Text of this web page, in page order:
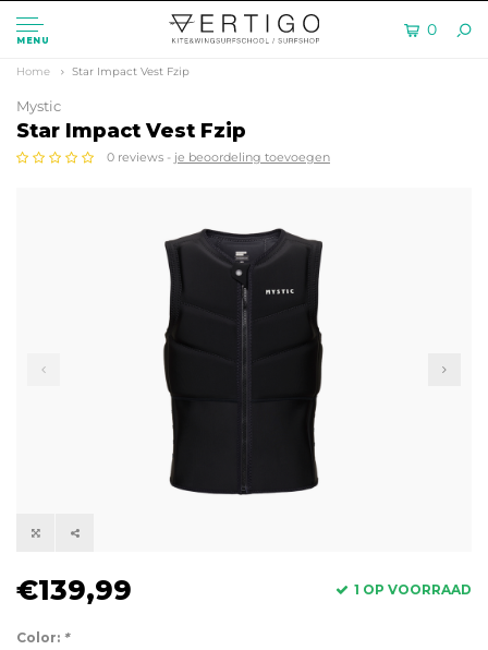
MENU
0
Home Star Impact Vest Fzip
Mystic
Star Impact Vest Fzip
0 reviews - je beoordeling toevoegen
€139,99 1 OP VOORRAAD
Color: *